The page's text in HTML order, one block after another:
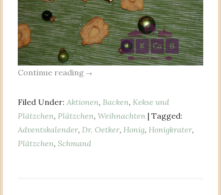
Continue reading →
Filed Under: Aktionen, Backen, Kekse und
Plätzchen, Plätzchen, Weihnachten | Tagged:
Adventskalender, Dr. Oetker, Honig, Honigkrater,
Plätzchen, Schmand